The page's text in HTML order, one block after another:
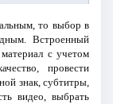
то выбор в
Встроенный
с учетом
провести
знак, субтитры,
видео, выбрать